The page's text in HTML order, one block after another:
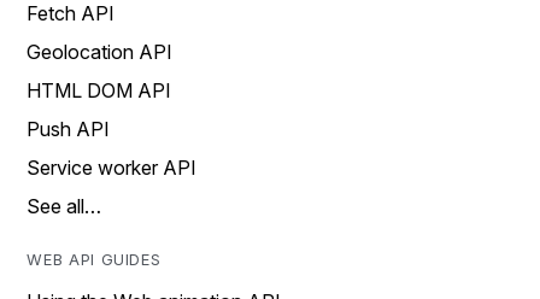
Fetch API
Geolocation API
HTML DOM API
Push API
Service worker API
See all…
WEB API GUIDES